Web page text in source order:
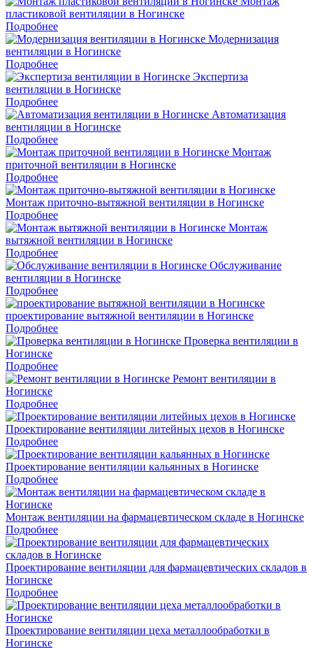
пластиковой вентиляции в Ногинске
Подробнее
Модернизация
вентиляции в Ногинске
Подробнее
Экспертиза
вентиляции в Ногинске
Подробнее
Автоматизация
вентиляции в Ногинске
Подробнее
Монтаж
приточной вентиляции в Ногинске
Подробнее
Монтаж приточно-вытяжной вентиляции в Ногинске
Подробнее
Монтаж
вытяжной вентиляции в Ногинске
Подробнее
Обслуживание
вентиляции в Ногинске
Подробнее
проектирование вытяжной вентиляции в Ногинске
Подробнее
Проверка вентиляции в
Ногинске
Подробнее
Ремонт вентиляции в
Ногинске
Подробнее
Проектирование вентиляции литейных цехов в Ногинске
Подробнее
Проектирование вентиляции кальянных в Ногинске
Подробнее
Монтаж вентиляции на фармацевтическом складе в Ногинске
Подробнее
Проектирование вентиляции для фармацевтических складов в
Ногинске
Подробнее
Проектирование вентиляции цеха металлообработки в
Ногинске